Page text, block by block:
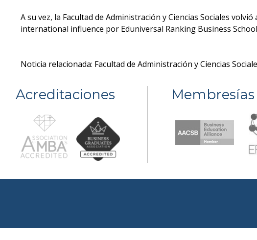
A su vez, la Facultad de Administración y Ciencias Sociales
international influence por Eduniversal Ranking Business
Noticia relacionada: Facultad de Administración y Ciencias
Acreditaciones Membresías